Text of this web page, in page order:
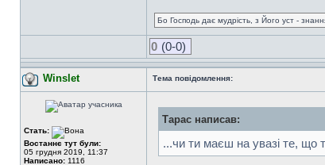
Бо Господь дає мудрість, з Його уст -
0 (0-0)
Winslet Тема повідомлення:
Стать:
Востаннє тут були:
05 грудня 2019, 11:37
Написано: 1116
Тарас написав:
...чи ти маєш на увазі те,